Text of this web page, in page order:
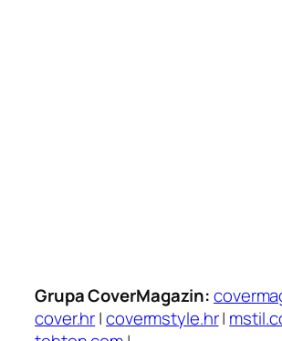
Grupa CoverMagazin:
cover.hr|covermstyle.hr|